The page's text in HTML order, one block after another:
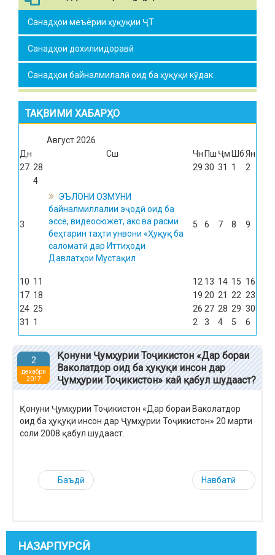
Санадҳои меъёрии ҳуқуқии ҶТ
Санадҳои дохилиидоравӣ
Санадҳои байналмилалӣ оид ба ҳуқуқи кӯдак
ТАҚВИМИ ХАБАРҲО
Август2026
Дн
Сш Чн Пш Ҷм ШбЯн
27 28 29 30 31 1 2
3
4
ЭЪЛОНИ ОЗМУНИ
байналмиллалии эҷодӣ оид ба
эссе, видеосюжет, акс ва расми
беҳтарин таҳти унвони «Ҳуқуқ ба
саломатӣ дар Иттиҳоди
Давлатҳои Мустақил
5 6 7 8 9
10 11 12 13 14 15 16
17 18 19 20 21 22 23
24 25 26 27 28 29 30
31
1 2 3 4 5 6
2
декабри
2017
Қонуни Ҷумҳурии Тоҷикистон «Дар бораи
Ваколатдор оид ба ҳуқуқи инсон дар
Ҷумҳурии Тоҷикистон» кай қабул шудааст?
Қонуни Ҷумҳурии Тоҷикистон «Дар бораи Ваколатдор
оид ба ҳуқуқи инсон дар Ҷумҳурии Тоҷикистон» 20 марти
соли 2008 қабул шудааст.
Баъдӣ Навбатӣ
НАЗАРПУРСӢ